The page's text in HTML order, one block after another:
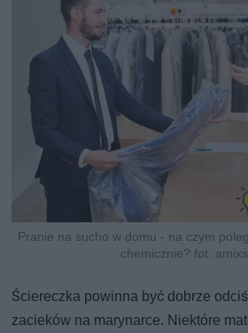
Pranie na sucho w domu - na czym
chemicznie? fot.
Ściereczka powinna być dobrze
zacieków na marynarce. Niektóre